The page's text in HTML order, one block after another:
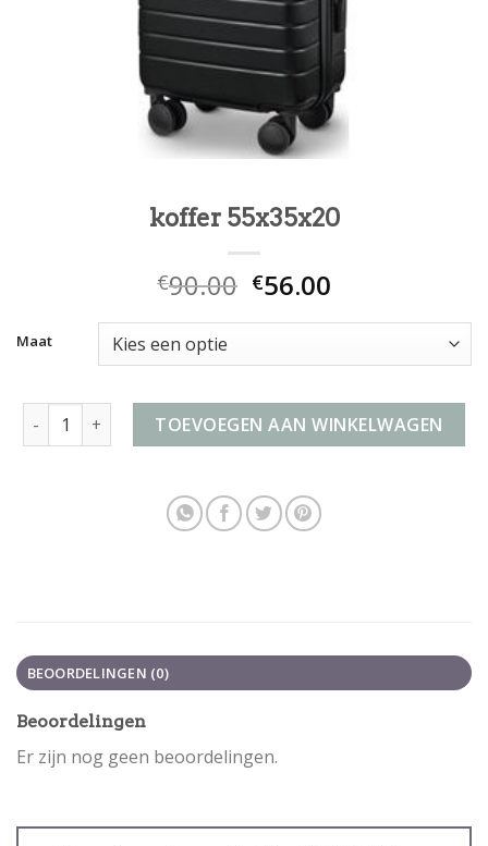
koffer 55x35x20
€90.00 €56.00
Maat
koffer 55x35x20 aantalTOEVOEGEN AAN WINKELWAGEN
BEOORDELINGEN (0)
Beoordelingen
Er zijn nog geen beoordelingen.